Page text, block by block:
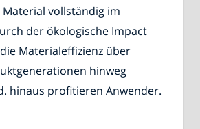
Material vollständig im
der ökologische Impact
Materialeffizienz über
hinweg
hinaus profitieren Anwender.